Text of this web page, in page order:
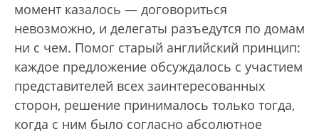
момент казалось — договориться
невозможно, и делегаты разъедутся по домам
ни с чем. Помог старый английский принцип:
каждое предложение обсуждалось с участием
представителей всех заинтересованных
сторон, решение принималось только тогда,
когда с ним было согласно абсолютное